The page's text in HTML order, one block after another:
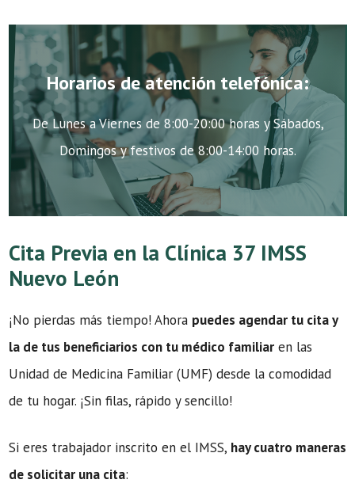
Horarios de atención telefónica:
De Lunes a Viernes de 8:00-20:00 horas y Sábados,
Domingos y festivos de 8:00-14:00 horas.
Cita Previa en la Clínica 37 IMSS
Nuevo León
¡No pierdas más tiempo! Ahora puedes agendar tu cita y
la de tus beneficiarios con tu médico familiar en las
Unidad de Medicina Familiar (UMF) desde la comodidad
de tu hogar. ¡Sin filas, rápido y sencillo!
Si eres trabajador inscrito en el IMSS, hay cuatro maneras
de solicitar una cita: